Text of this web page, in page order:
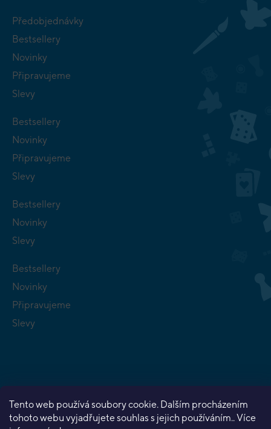
Tento web používá soubory cookie. Dalším procházením
tohoto webu vyjadřujete souhlas s jejich používáním.. Více
Předobjednávky
Bestsellery
Novinky
Připravujeme
Slevy
Bestsellery
Novinky
Připravujeme
Slevy
Bestsellery
Novinky
Slevy
Bestsellery
Novinky
Připravujeme
Slevy
Vytvořil Shoptet Premium
Copyright 2026Planeta her . Všechna práva vyhrazena.